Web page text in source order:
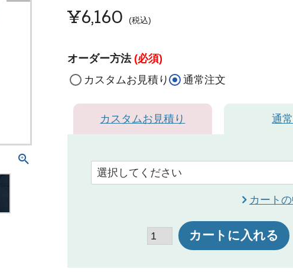
ブラウン＃5
¥6,160 税込
オーダー方法 (必須)
カスタムお見積り
通常注文
カスタムお見積り 通
カート
カートに入れる